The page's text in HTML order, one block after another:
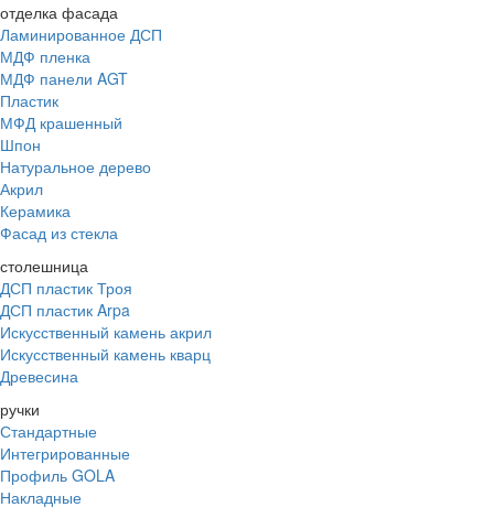
отделка фасада
Ламинированное ДСП
МДФ пленка
МДФ панели AGT
Пластик
МФД крашенный
Шпон
Натуральное дерево
Акрил
Керамика
Фасад из стекла
столешница
ДСП пластик Троя
ДСП пластик Arpa
Искусственный камень акрил
Искусственный камень кварц
Древесина
ручки
Стандартные
Интегрированные
Профиль GOLA
Накладные